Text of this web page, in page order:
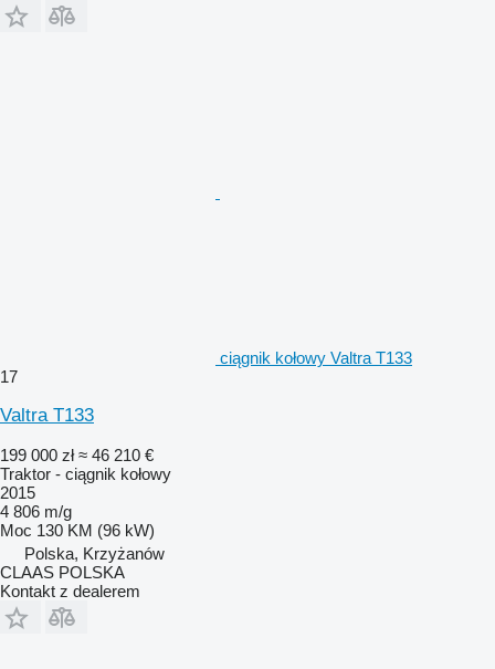
ciągnik kołowy Valtra T133
17
Valtra T133
199 000 zł ≈ 46 210 €
Traktor - ciągnik kołowy
2015
4 806 m/g
Moc 130 KM (96 kW)
Polska, Krzyżanów
CLAAS POLSKA
Kontakt z dealerem